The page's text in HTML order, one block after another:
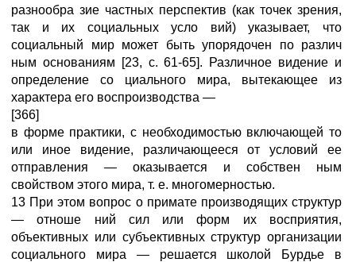
разнообра зие частных перспектив (как точек зрения,
так и их социальных усло вий) указывает, что
социальный мир может быть упорядочен по различ
ным основаниям [23, с. 61-65]. Различное видение и
определение со циального мира, вытекающее из
характера его воспроизводства —
[366]
в форме практики, с необходимостью включающей то
или иное видение, различающееся от условий ее
отправления — оказывается и собствен ным
свойством этого мира, т. е. многомерностью.
13 При этом вопрос о примате производящих структур
— отноше ний сил или форм их восприятия,
объективных или субъективных структур организации
социального мира — решается школой Бурдье в